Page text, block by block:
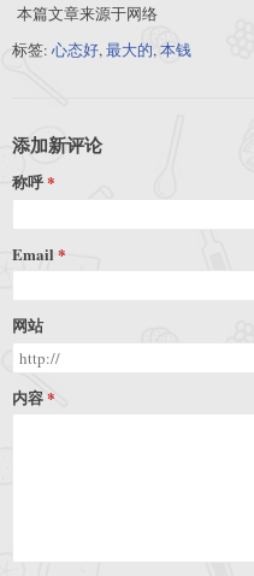
本篇文章来源于网络
标签: 心态好,最大的,本钱
添加新评论
称呼
Email
网站
内容